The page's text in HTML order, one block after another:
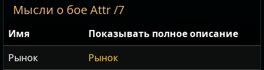
Мысли о бое Attr /7
Имя
Показывать полное описание
Рынок
Рынок